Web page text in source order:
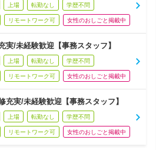
上場 転勤なし 学歴不問
リモートワーク可 女性のおしごと掲載中
/未経験歓迎【事務スタッフ】
上場 転勤なし 学歴不問
リモートワーク可 女性のおしごと掲載中
実/未経験歓迎【事務スタッフ】
上場 転勤なし 学歴不問
リモートワーク可 女性のおしごと掲載中